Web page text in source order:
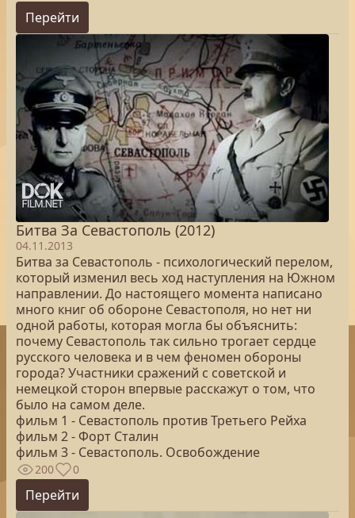
Перейти
Битва За Севастополь (2012)
04.11.2013
Битва за Севастополь - психологический перелом,
который изменил весь ход наступления на Южном
направлении. До настоящего момента написано
много книг об обороне Севастополя, но нет ни
одной работы, которая могла бы объяснить:
почему Севастополь так сильно трогает сердце
русского человека и в чем феномен обороны
города? Участники сражений с советской и
немецкой сторон впервые расскажут о том, что
было на самом деле.
фильм 1 - Севастополь против Третьего Рейха
фильм 2 - Форт Сталин
фильм 3 - Севастополь. Освобождение
200 0
Перейти